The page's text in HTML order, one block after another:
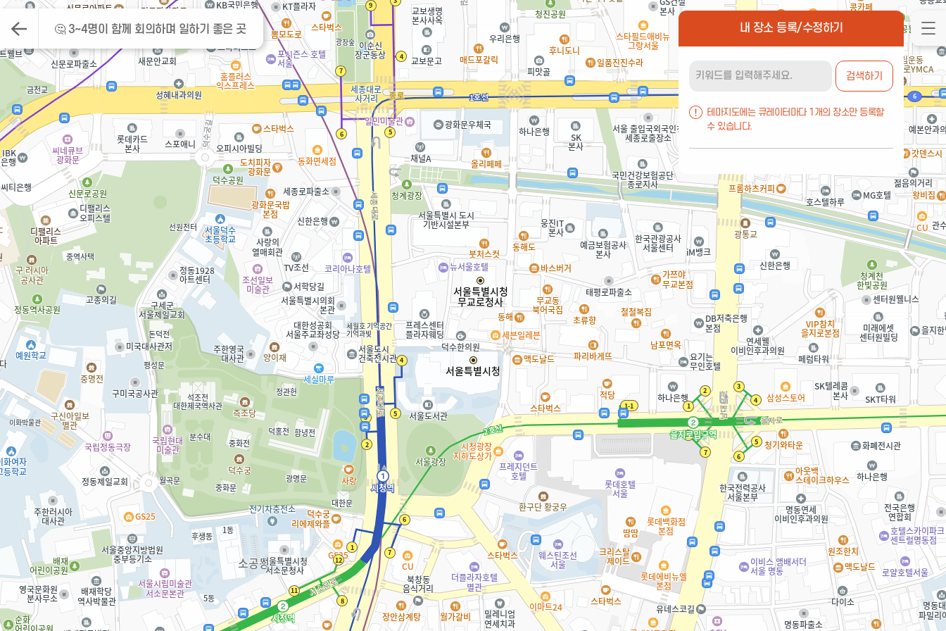
🤔 3~4명이 함께 회의하며 일하기 좋은 곳 내 장소 등록/수정하기
검색하기
테마지도에는 큐레이터마다 1개의 장소만 등록할
수 있습니다.